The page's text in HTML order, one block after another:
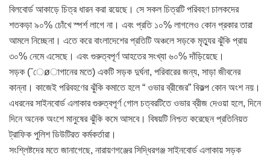
বিলবোর্ড আকাড়ে চিত্র ধারন করা রয়েছে। সে সকল চিত্রটি পরিবহণ চালকদের
শতকড়া ৯০% চোঁখে স্পর্শ লাগে না। এবং প্রতি ১০% লাগলেও কোন প্রকার তারা
আমলে নিচ্ছেনা। এতে করে বাংলাদেশের প্রতিটি অঞ্চলে সড়কে মৃত্যুর ঝুঁকি প্রায়
৩০% নেমে এসেছে। এবং গুরুত্বপূর্ণ আহতের সংখ্যা ৬০% দাঁড়িয়েছে।
সড়ক (¯েøাগানের মতে) একটি সড়ক দুর্ঘনা, পরিবারের জন্য, সাড়া জীবনের
কান্না। কাজেই পরিবহণের ঝুঁকি কমাতে হলে “ ওভার ব্রীজের” বিকল্প কোন অংশ নয়।
এধরনের সাইনবোর্ড এলাকার গুরুত্বপূর্ণ গোল চত্বরটিতে ওভার ব্রীজ দেওয়া হলে, দিনে
দিনে অনেক অংশে মানুষের ঝুঁকি কমে আসবে। বিষয়টি নিশ্চত করেছেন প্রতিনিয়ত
ট্রাফিক পুলিশ ডিউটিরত কর্মকর্তারা।
সংশ্লিষ্টদের মতে জানাগেছে, নারায়ণগঞ্জের সিদ্ধিরগঞ্জ সাইনবোর্ড এলাকায় সড়ক